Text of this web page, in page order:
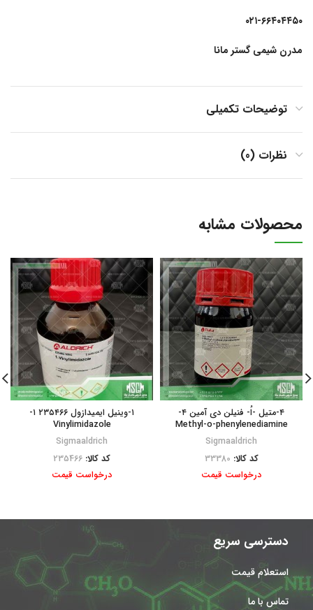
۰۲۱-۶۶۴۰۴۴۵۰
مدرن شیمی گستر مانا
توضیحات تکمیلی
نظرات (0)
محصولات مشابه
۴-متیل -اُ- فنیلن دی آمین ۴-
Methyl-o-phenylenediamine
Sigmaaldrich
کد کالا: 33380
درخواست قیمت
۱-وینیل ایمیدازول ۲۳۵۴۶۶ ۱-
Vinylimidazole
Sigmaaldrich
کد کالا: 235466
درخواست قیمت
دسترسی سریع
استعلام قیمت
تماس با ما